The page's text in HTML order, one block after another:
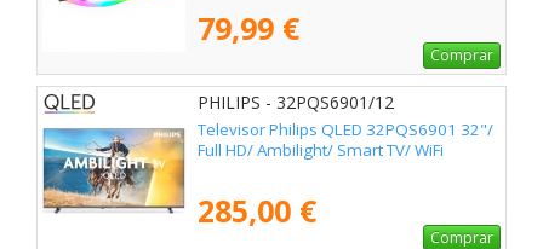
79,99 €
Comprar
PHILIPS - 32PQS6901/12
Televisor Philips QLED 32PQS6901 32"/
Full HD/ Ambilight/ Smart TV/ WiFi
285,00 €
Comprar